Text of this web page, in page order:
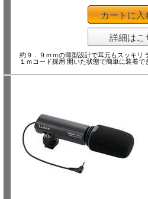
カートに入
詳細はこ
約９．９ｍｍの薄型設計で耳元もスッキリ
１ｍコード採用 開いた状態で簡単に装着